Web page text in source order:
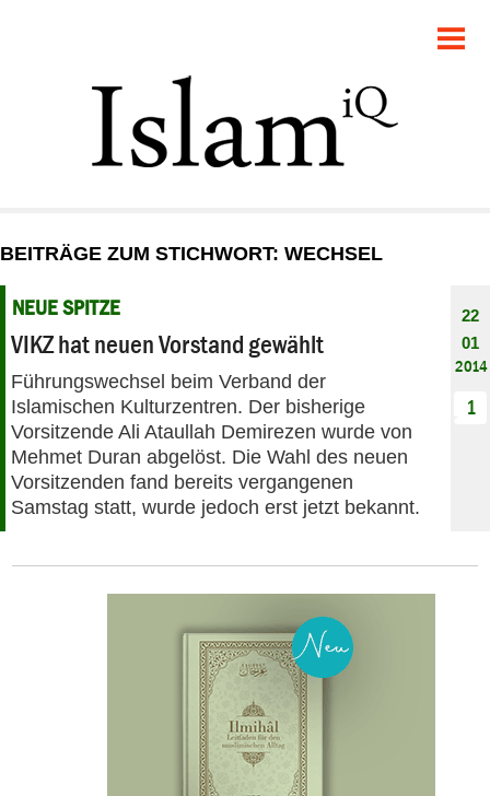
GESELLSCHAFT
STARTSEITE
DEBATTE
PANORAMA
BEITRÄGE ZUM STICHWORT: WECHSEL
NEUE SPITZE
VIKZ hat neuen Vorstand gewählt
Führungswechsel beim Verband der
Islamischen Kulturzentren. Der bisherige
Vorsitzende Ali Ataullah Demirezen wurde von
Mehmet Duran abgelöst. Die Wahl des neuen
Vorsitzenden fand bereits vergangenen
Samstag statt, wurde jedoch erst jetzt bekannt.
22
01
2014
1